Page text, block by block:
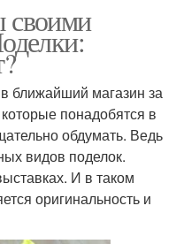
своими
ближайший магазин за
понадобятся в
обдумать. Ведь
видов поделок.
И в таком
оригинальность и